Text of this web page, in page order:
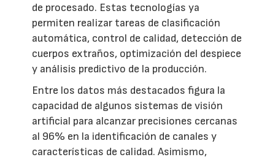
de procesado. Estas tecnologías ya
permiten realizar tareas de clasificación
automática, control de calidad, detección de
cuerpos extraños, optimización del despiece
y análisis predictivo de la producción.
Entre los datos más destacados figura la
capacidad de algunos sistemas de visión
artificial para alcanzar precisiones cercanas
al 96% en la identificación de canales y
características de calidad. Asimismo,